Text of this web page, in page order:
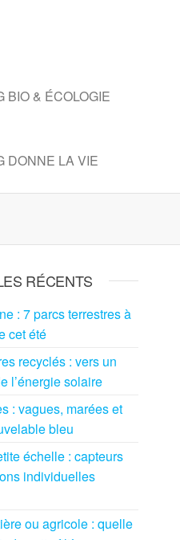
BIO & ÉCOLOGIE
DONNE LA VIE
RÉCENTS
: 7 parcs terrestres à
cet été
recyclés : vers un
l’énergie solaire
: vagues, marées et
bleu
échelle : capteurs
individuelles
ou agricole : quelle